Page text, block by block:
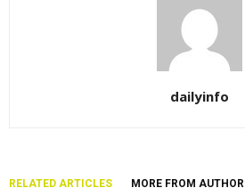
dailyinfo
RELATED ARTICLES MORE FROM AUTHOR